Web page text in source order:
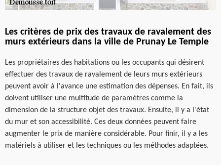
Les critères de prix des travaux de ravalement des
murs extérieurs dans la ville de Prunay Le Temple
Les propriétaires des habitations ou les occupants qui désirent
effectuer des travaux de ravalement de leurs murs extérieurs
peuvent avoir à l'avance une estimation des dépenses. En fait, ils
doivent utiliser une multitude de paramètres comme la
dimension de la structure objet des travaux. Ensuite, il y a l'état
du mur et son accessibilité. Ces deux données peuvent faire
augmenter le prix de manière considérable. Pour finir, il y a les
matériels à utiliser et les techniques ou les méthodes adaptées.